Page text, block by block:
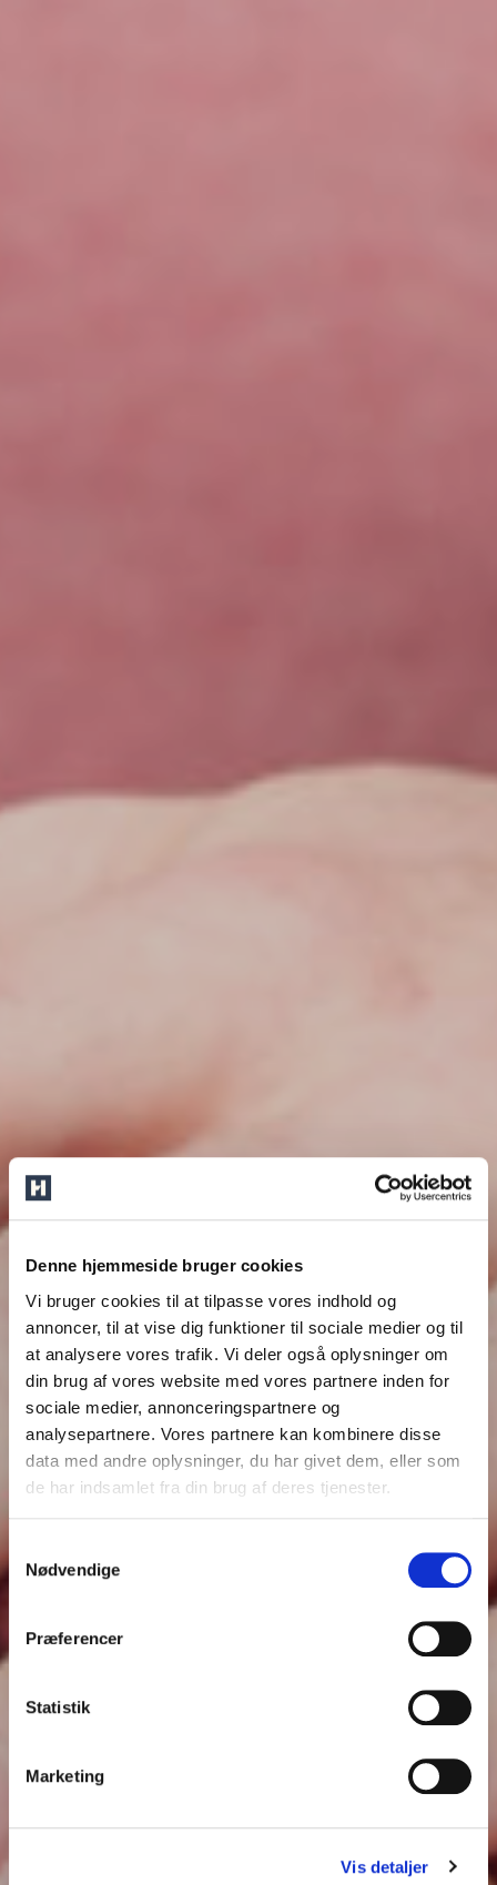
Denne hjemmeside bruger cookies
Vi bruger cookies til at tilpasse vores indhold og
annoncer, til at vise dig funktioner til sociale medier og til
at analysere vores trafik. Vi deler også oplysninger om
din brug af vores website med vores partnere inden for
sociale medier, annonceringspartnere og
analysepartnere. Vores partnere kan kombinere disse
data med andre oplysninger, du har givet dem, eller som
de har indsamlet fra din brug af deres tjenester.
Nødvendige
Præferencer
Statistik
Marketing
Vis detaljer